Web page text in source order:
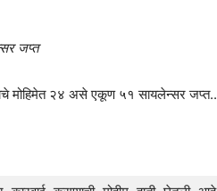
जप्त
मोहिमेत २४ असे एकूण ५१ सायलेन्सर जप्त..